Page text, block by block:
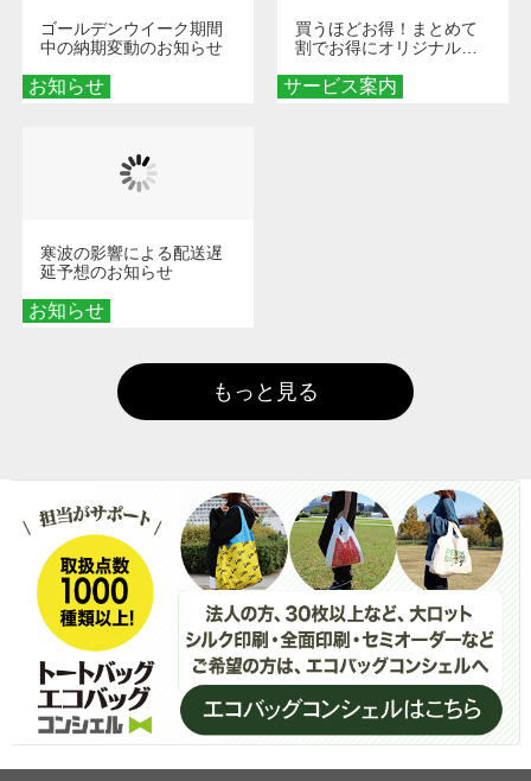
お知らせ
ゴールデンウイーク期間
中の納期変動のお知らせ
サービス案内
買うほどお得！まとめて
割でお得にオリジナルグ
お知らせ
寒波の影響による配送遅
延予想のお知らせ
もっと見る